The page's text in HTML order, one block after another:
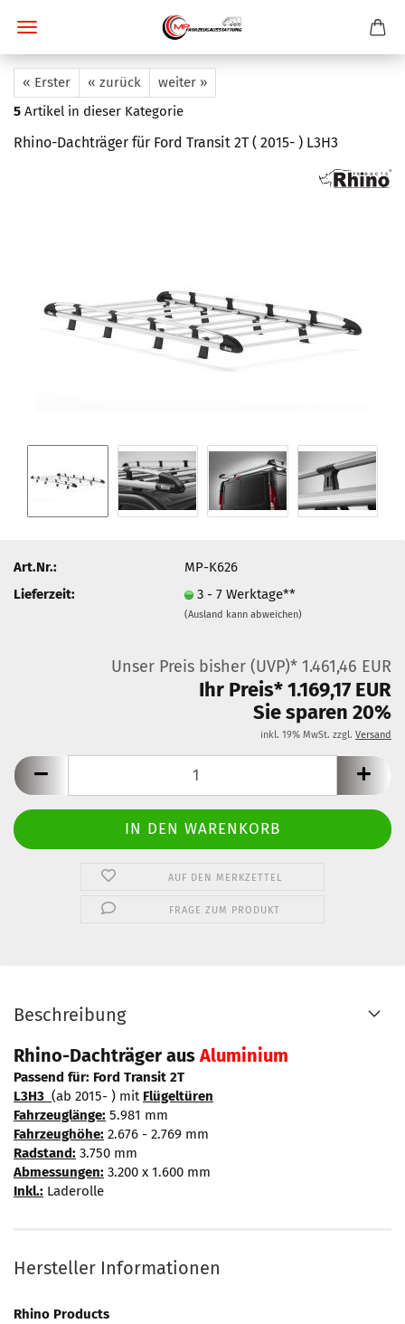
« Erster « zurück
weiter »
5 Artikel in dieser Kategorie
Rhino-Dachträger für Ford Transit 2T ( 2015- ) L3H3
Art.Nr.:
MP-K626
Lieferzeit:
3 - 7 Werktage**
(Ausland kann abweichen)
Unser Preis bisher (UVP)* 1.461,46 EUR
Ihr Preis* 1.169,17 EUR
Sie sparen 20%
inkl. 19% MwSt. zzgl. Versand
AUF DEN MERKZETTEL
FRAGE ZUM PRODUKT
Beschreibung
Rhino-Dachträger ausAluminium
Passend für: Ford Transit 2T
L3H3 (ab 2015- ) mit Flügeltüren
Fahrzeuglänge: 5.981 mm
Fahrzeughöhe: 2.676 - 2.769 mm
Radstand: 3.750 mm
Abmessungen: 3.200 x 1.600 mm
Inkl.: Laderolle
Hersteller Informationen
Rhino Products